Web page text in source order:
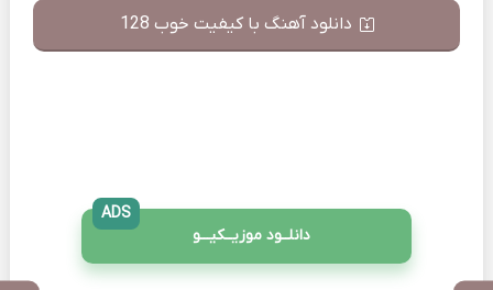
دانلود آهنگ با کیفیت خوب 128
دانلــود موزیــکیـــو
ADS